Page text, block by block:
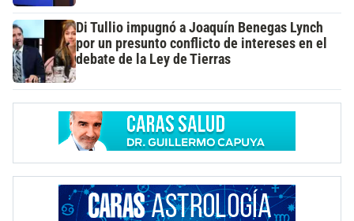
Di Tullio impugnó a Joaquín Benegas Lynch
por un presunto conflicto de intereses en el
debate de la Ley de Tierras